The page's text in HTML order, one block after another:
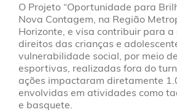
O Projeto “Oportunidade para
Nova Contagem, na Região
Horizonte, e visa contribuir para a
direitos das crianças e
vulnerabilidade social, por meio
esportivas, realizadas fora do
ações impactaram diretamente
envolvidas em atividades como
e basquete.